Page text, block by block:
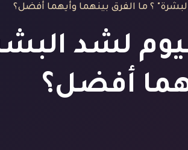
؟ ما الفرق بينهما وأيهما أفضل؟
لشد
أفضل؟